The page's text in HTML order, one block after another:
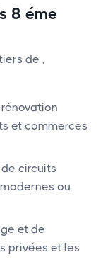
8 éme
de ,
et commerces
circuits
ou
et de
privées et les